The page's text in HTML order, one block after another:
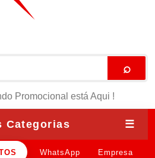
⌕
Promocional está Aqui !
Categorias ☰
WhatsApp Empresa